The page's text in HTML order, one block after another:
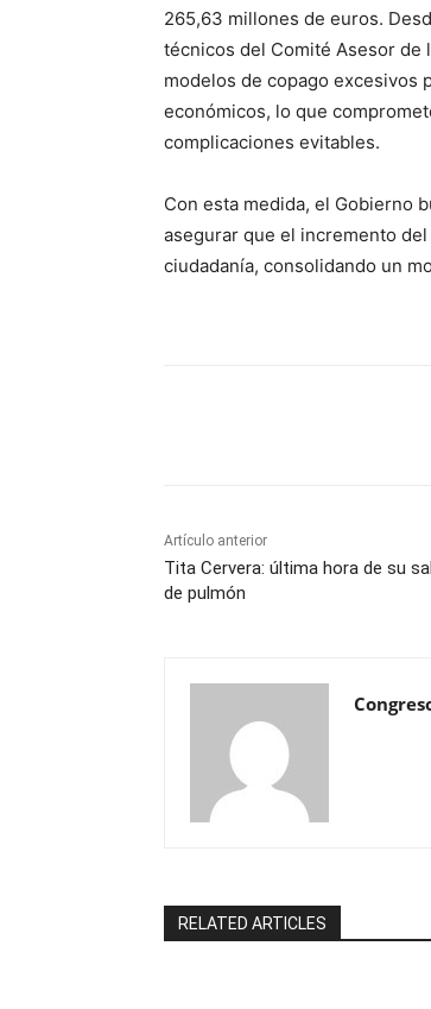
265,63 millones de euros.
técnicos del Comité Asesor de
modelos de copago excesivos
económicos, lo que
complicaciones evitables.
Con esta medida, el Gobierno
asegurar que el incremento
ciudadanía, consolidando un
Artículo anterior
Tita Cervera: última hora de su
de pulmón
RELATED ARTICLES